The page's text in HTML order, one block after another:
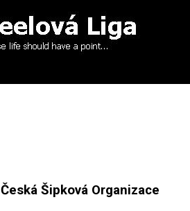
Česká Šipková Organizace